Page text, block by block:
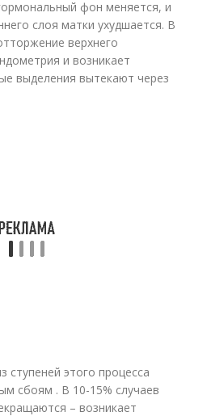
фон меняется, и
слоя матки ухудшается. В
верхнего
и возникает
выделения вытекают через
ступеней этого процесса
сбоям . В 10-15% случаев
– возникает